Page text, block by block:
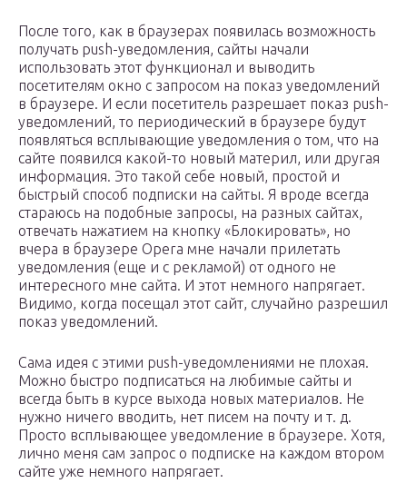
После того, как в браузерах появилась возможность
получать push-уведомления, сайты начали
использовать этот функционал и выводить
посетителям окно с запросом на показ уведомлений
в браузере. И если посетитель разрешает показ push-
уведомлений, то периодический в браузере будут
появляться всплывающие уведомления о том, что на
сайте появился какой-то новый материл, или другая
информация. Это такой себе новый, простой и
быстрый способ подписки на сайты. Я вроде всегда
стараюсь на подобные запросы, на разных сайтах,
отвечать нажатием на кнопку «Блокировать», но
вчера в браузере Opera мне начали прилетать
уведомления (еще и с рекламой) от одного не
интересного мне сайта. И этот немного напрягает.
Видимо, когда посещал этот сайт, случайно разрешил
показ уведомлений.
Сама идея с этими push-уведомлениями не плохая.
Можно быстро подписаться на любимые сайты и
всегда быть в курсе выхода новых материалов. Не
нужно ничего вводить, нет писем на почту и т. д.
Просто всплывающее уведомление в браузере. Хотя,
лично меня сам запрос о подписке на каждом втором
сайте уже немного напрягает.